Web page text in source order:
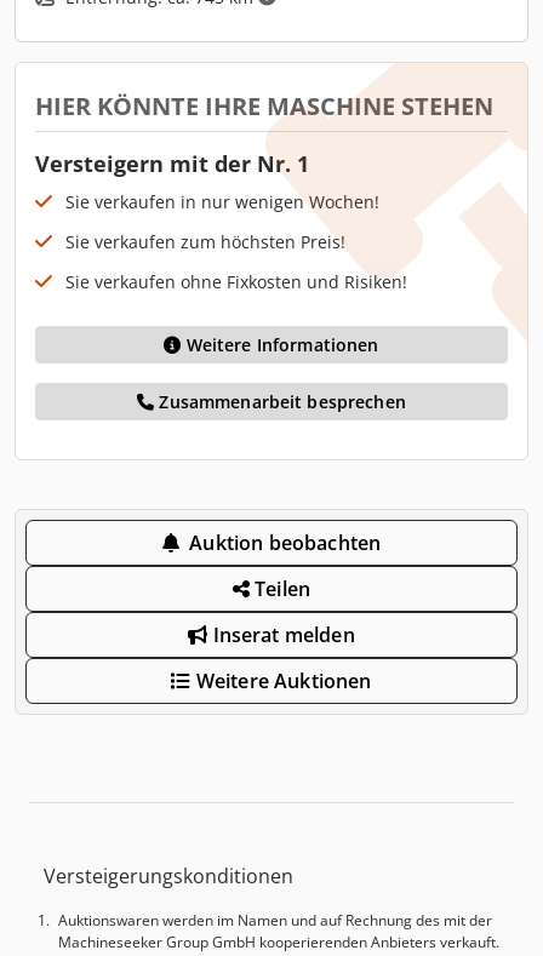
HIER KÖNNTE IHRE MASCHINE STEHEN
Versteigern mit der Nr. 1
Sie verkaufen in nur wenigen Wochen!
Sie verkaufen zum höchsten Preis!
Sie verkaufen ohne Fixkosten und Risiken!
Weitere Informationen
Zusammenarbeit besprechen
Auktion beobachten
Teilen
Inserat melden
Weitere Auktionen
Versteigerungskonditionen
Auktionswaren werden im Namen und auf Rechnung des mit der
Machineseeker Group GmbH kooperierenden Anbieters verkauft.